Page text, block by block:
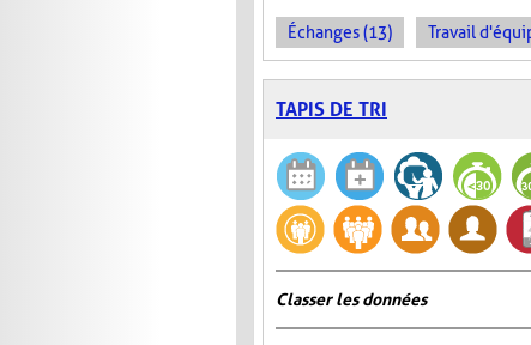
Échanges (13) Travail
TAPIS DE TRI
Classer les données